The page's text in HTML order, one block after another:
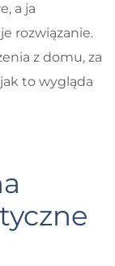
a ja
rozwiązanie.
z domu, za
to wygląda